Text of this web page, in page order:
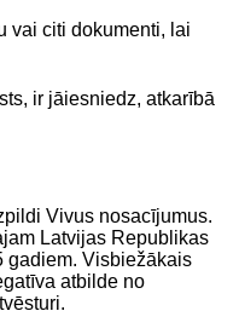
vai citi dokumenti, lai
ir jāiesniedz, atkarībā
Vivus nosacījumus.
Latvijas Republikas
gadiem. Visbiežākais
atbilde no